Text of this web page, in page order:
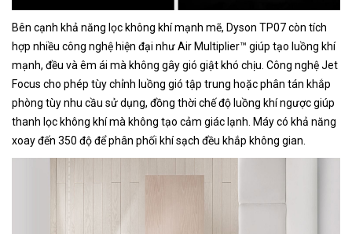
Bên cạnh khả năng lọc không khí mạnh mẽ, Dyson TP07 còn tích
hợp nhiều công nghệ hiện đại như Air Multiplier™ giúp tạo luồng khí
mạnh, đều và êm ái mà không gây gió giật khó chịu. Công nghệ Jet
Focus cho phép tùy chỉnh luồng gió tập trung hoặc phân tán khắp
phòng tùy nhu cầu sử dụng, đồng thời chế độ luồng khí ngược giúp
thanh lọc không khí mà không tạo cảm giác lạnh. Máy có khả năng
xoay đến 350 độ để phân phối khí sạch đều khắp không gian.